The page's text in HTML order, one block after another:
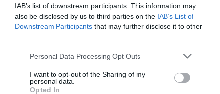
IAB’s list of downstream participants. This information may
also be disclosed by us to third parties on the IAB’s List of
Downstream Participants that may further disclose it to other
Personal Data Processing Opt Outs
I want to opt-out of the Sharing of my
personal data.
Opted In